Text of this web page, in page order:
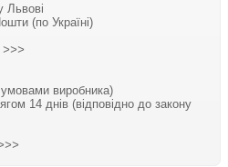
Львові
(по Україні)
>>>
умовами виробника)
14 днів (відповідно до закону